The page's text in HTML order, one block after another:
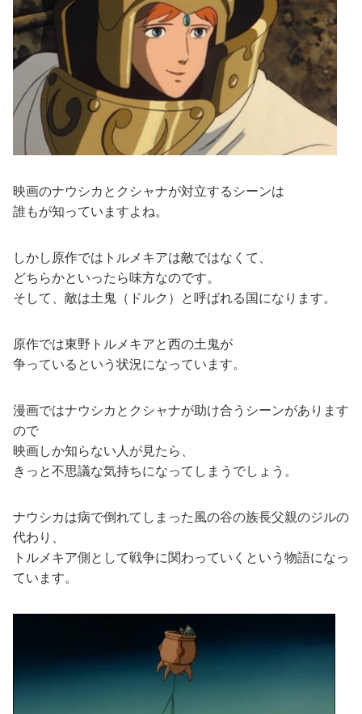
映画のナウシカとクシャナが対立するシーンは
誰もが知っていますよね。
しかし原作ではトルメキアは敵ではなくて、
どちらかといったら味方なのです。
そして、敵は土鬼（ドルク）と呼ばれる国になります。
原作では東野トルメキアと西の土鬼が
争っているという状況になっています。
漫画ではナウシカとクシャナが助け合うシーンがあります
ので
映画しか知らない人が見たら、
きっと不思議な気持ちになってしまうでしょう。
ナウシカは病で倒れてしまった風の谷の族長父親のジルの
代わり、
トルメキア側として戦争に関わっていくという物語になっ
ています。